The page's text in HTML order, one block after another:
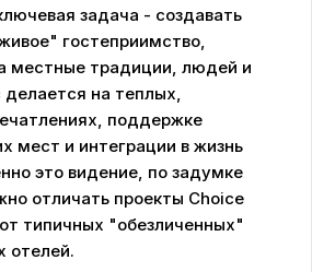
задача - создавать
гостеприимство,
местные традиции, людей и
делается на теплых,
поддержке
мест и интеграции в жизнь
это видение, по задумке
отличать проекты Choice
типичных "обезличенных"
отелей.